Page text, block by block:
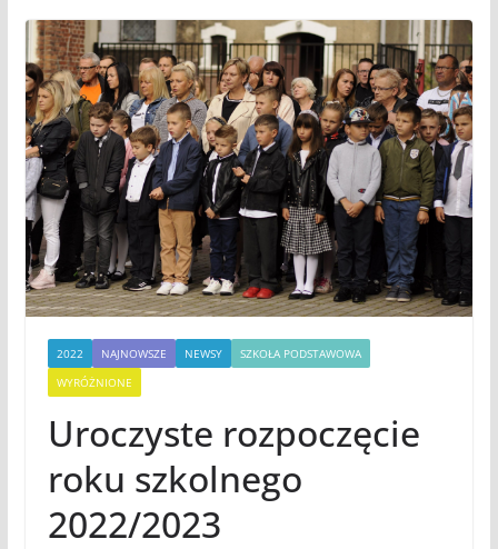
2022 NAJNOWSZE NEWSY
SZKOŁA PODSTAWOWA
WYRÓŻNIONE
Uroczyste rozpoczęcie
roku szkolnego
2022/2023